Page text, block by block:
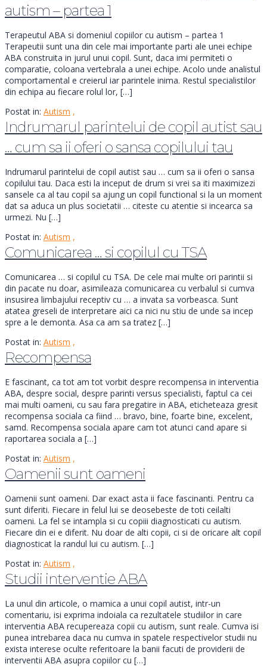
autism – partea 1
Terapeutul ABA si domeniul copiilor cu autism – partea 1
Terapeutii sunt una din cele mai importante parti ale unei echipe
ABA construita in jurul unui copil. Sunt, daca imi permiteti o
comparatie, coloana vertebrala a unei echipe. Acolo unde analistul
comportamental e creierul iar parintele inima. Restul specialistilor
din echipa au fiecare rolul lor, […]
Postat in: Autism ,
Indrumarul parintelui de copil autist sau
… cum sa ii oferi o sansa copilului tau
Indrumarul parintelui de copil autist sau … cum sa ii oferi o sansa
copilului tau. Daca esti la inceput de drum si vrei sa iti maximizezi
sansele ca al tau copil sa ajung un copil functional si la un moment
dat sa aduca un plus societatii … citeste cu atentie si incearca sa
urmezi. Nu […]
Postat in: Autism ,
Comunicarea … si copilul cu TSA
Comunicarea … si copilul cu TSA. De cele mai multe ori parintii si
din pacate nu doar, asimileaza comunicarea cu verbalul si cumva
insusirea limbajului receptiv cu … a invata sa vorbeasca. Sunt
atatea greseli de interpretare aici ca nici nu stiu de unde sa incep
spre a le demonta. Asa ca am sa tratez […]
Postat in: Autism ,
Recompensa
E fascinant, ca tot am tot vorbit despre recompensa in interventia
ABA, despre social, despre parinti versus specialisti, faptul ca cei
mai multi oameni, cu sau fara pregatire in ABA, eticheteaza gresit
recompensa sociala ca fiind … bravo, bine, foarte bine, excelent,
samd. Recompensa sociala apare cam tot atunci cand apare si
raportarea sociala a […]
Postat in: Autism ,
Oamenii sunt oameni
Oamenii sunt oameni. Dar exact asta ii face fascinanti. Pentru ca
sunt diferiti. Fiecare in felul lui se deosebeste de toti ceilalti
oameni. La fel se intampla si cu copiii diagnosticati cu autism.
Fiecare din ei e diferit. Nu doar de alti copii, ci si de oricare alt copil
diagnosticat la randul lui cu autism. […]
Postat in: Autism ,
Studii interventie ABA
La unul din articole, o mamica a unui copil autist, intr-un
comentariu, isi exprima indoiala ca rezultatele studiilor in care
interventia ABA recupereaza copii cu autism, sunt reale. Cumva isi
punea intrebarea daca nu cumva in spatele respectivelor studii nu
exista interese oculte referitoare la banii facuti de providerii de
interventii ABA asupra copiilor cu […]